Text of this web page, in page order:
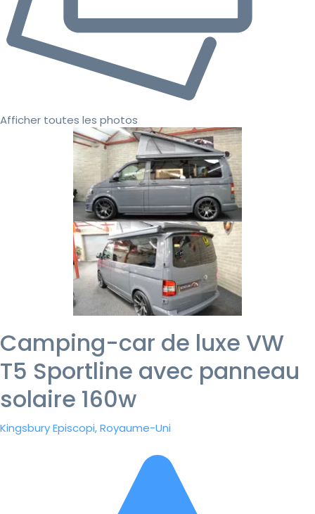
Afficher toutes les photos
Camping-car de luxe VW
T5 Sportline avec panneau
solaire 160w
Kingsbury Episcopi, Royaume-Uni